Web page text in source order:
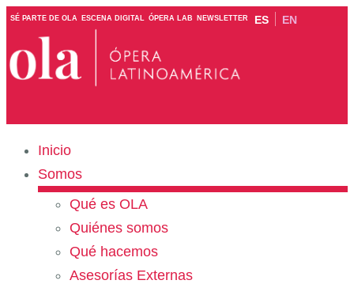
SÉ PARTE DE OLA ESCENA DIGITAL ÓPERA LAB NEWSLETTER ES EN
Inicio
Somos
Qué es OLA
Quiénes somos
Qué hacemos
Asesorías Externas